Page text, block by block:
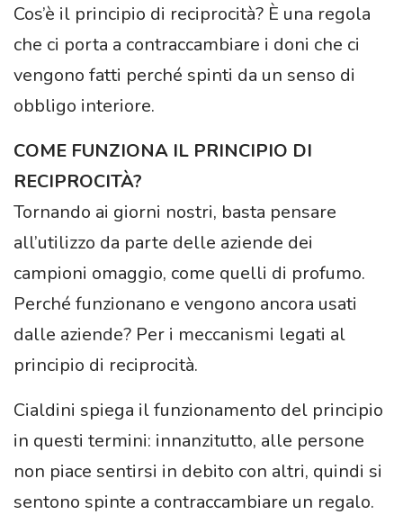
Cos’è il principio di reciprocità? È una regola
che ci porta a contraccambiare i doni che ci
vengono fatti perché spinti da un senso di
obbligo interiore.
COME FUNZIONA IL PRINCIPIO DI
RECIPROCITÀ?
Tornando ai giorni nostri, basta pensare
all’utilizzo da parte delle aziende dei
campioni omaggio, come quelli di profumo.
Perché funzionano e vengono ancora usati
dalle aziende? Per i meccanismi legati al
principio di reciprocità.
Cialdini spiega il funzionamento del principio
in questi termini: innanzitutto, alle persone
non piace sentirsi in debito con altri, quindi si
sentono spinte a contraccambiare un regalo.